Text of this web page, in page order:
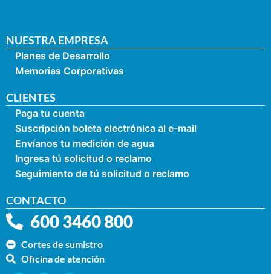
NUESTRA EMPRESA
Planes de Desarrollo
Memorias Corporativas
CLIENTES
Paga tu cuenta
Suscripción boleta electrónica al e-mail
Envíanos tu medición de agua
Ingresa tú solicitud o reclamo
Seguimiento de tú solicitud o reclamo
CONTACTO
600 3460 800
Cortes de sumistro
Oficina de atención